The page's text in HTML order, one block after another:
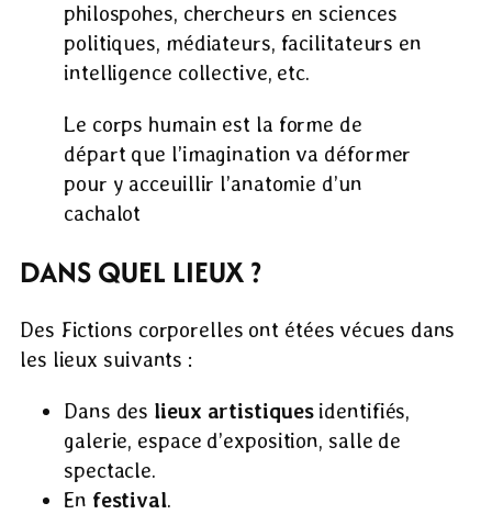
philospohes, chercheurs en sciences
politiques, médiateurs, facilitateurs en
intelligence collective, etc.
Le corps humain est la forme de
départ que l’imagination va déformer
pour y acceuillir l’anatomie d’un
cachalot
DANS QUEL LIEUX ?
Des Fictions corporelles ont étées vécues dans
les lieux suivants :
Dans des lieux artistiquesidentifiés,
galerie, espace d’exposition, salle de
spectacle.
En festival.